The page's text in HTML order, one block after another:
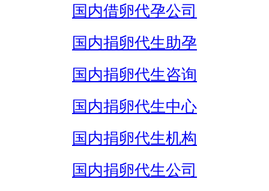
国内借卵代孕公司
国内捐卵代生助孕
国内捐卵代生咨询
国内捐卵代生中心
国内捐卵代生机构
国内捐卵代生公司